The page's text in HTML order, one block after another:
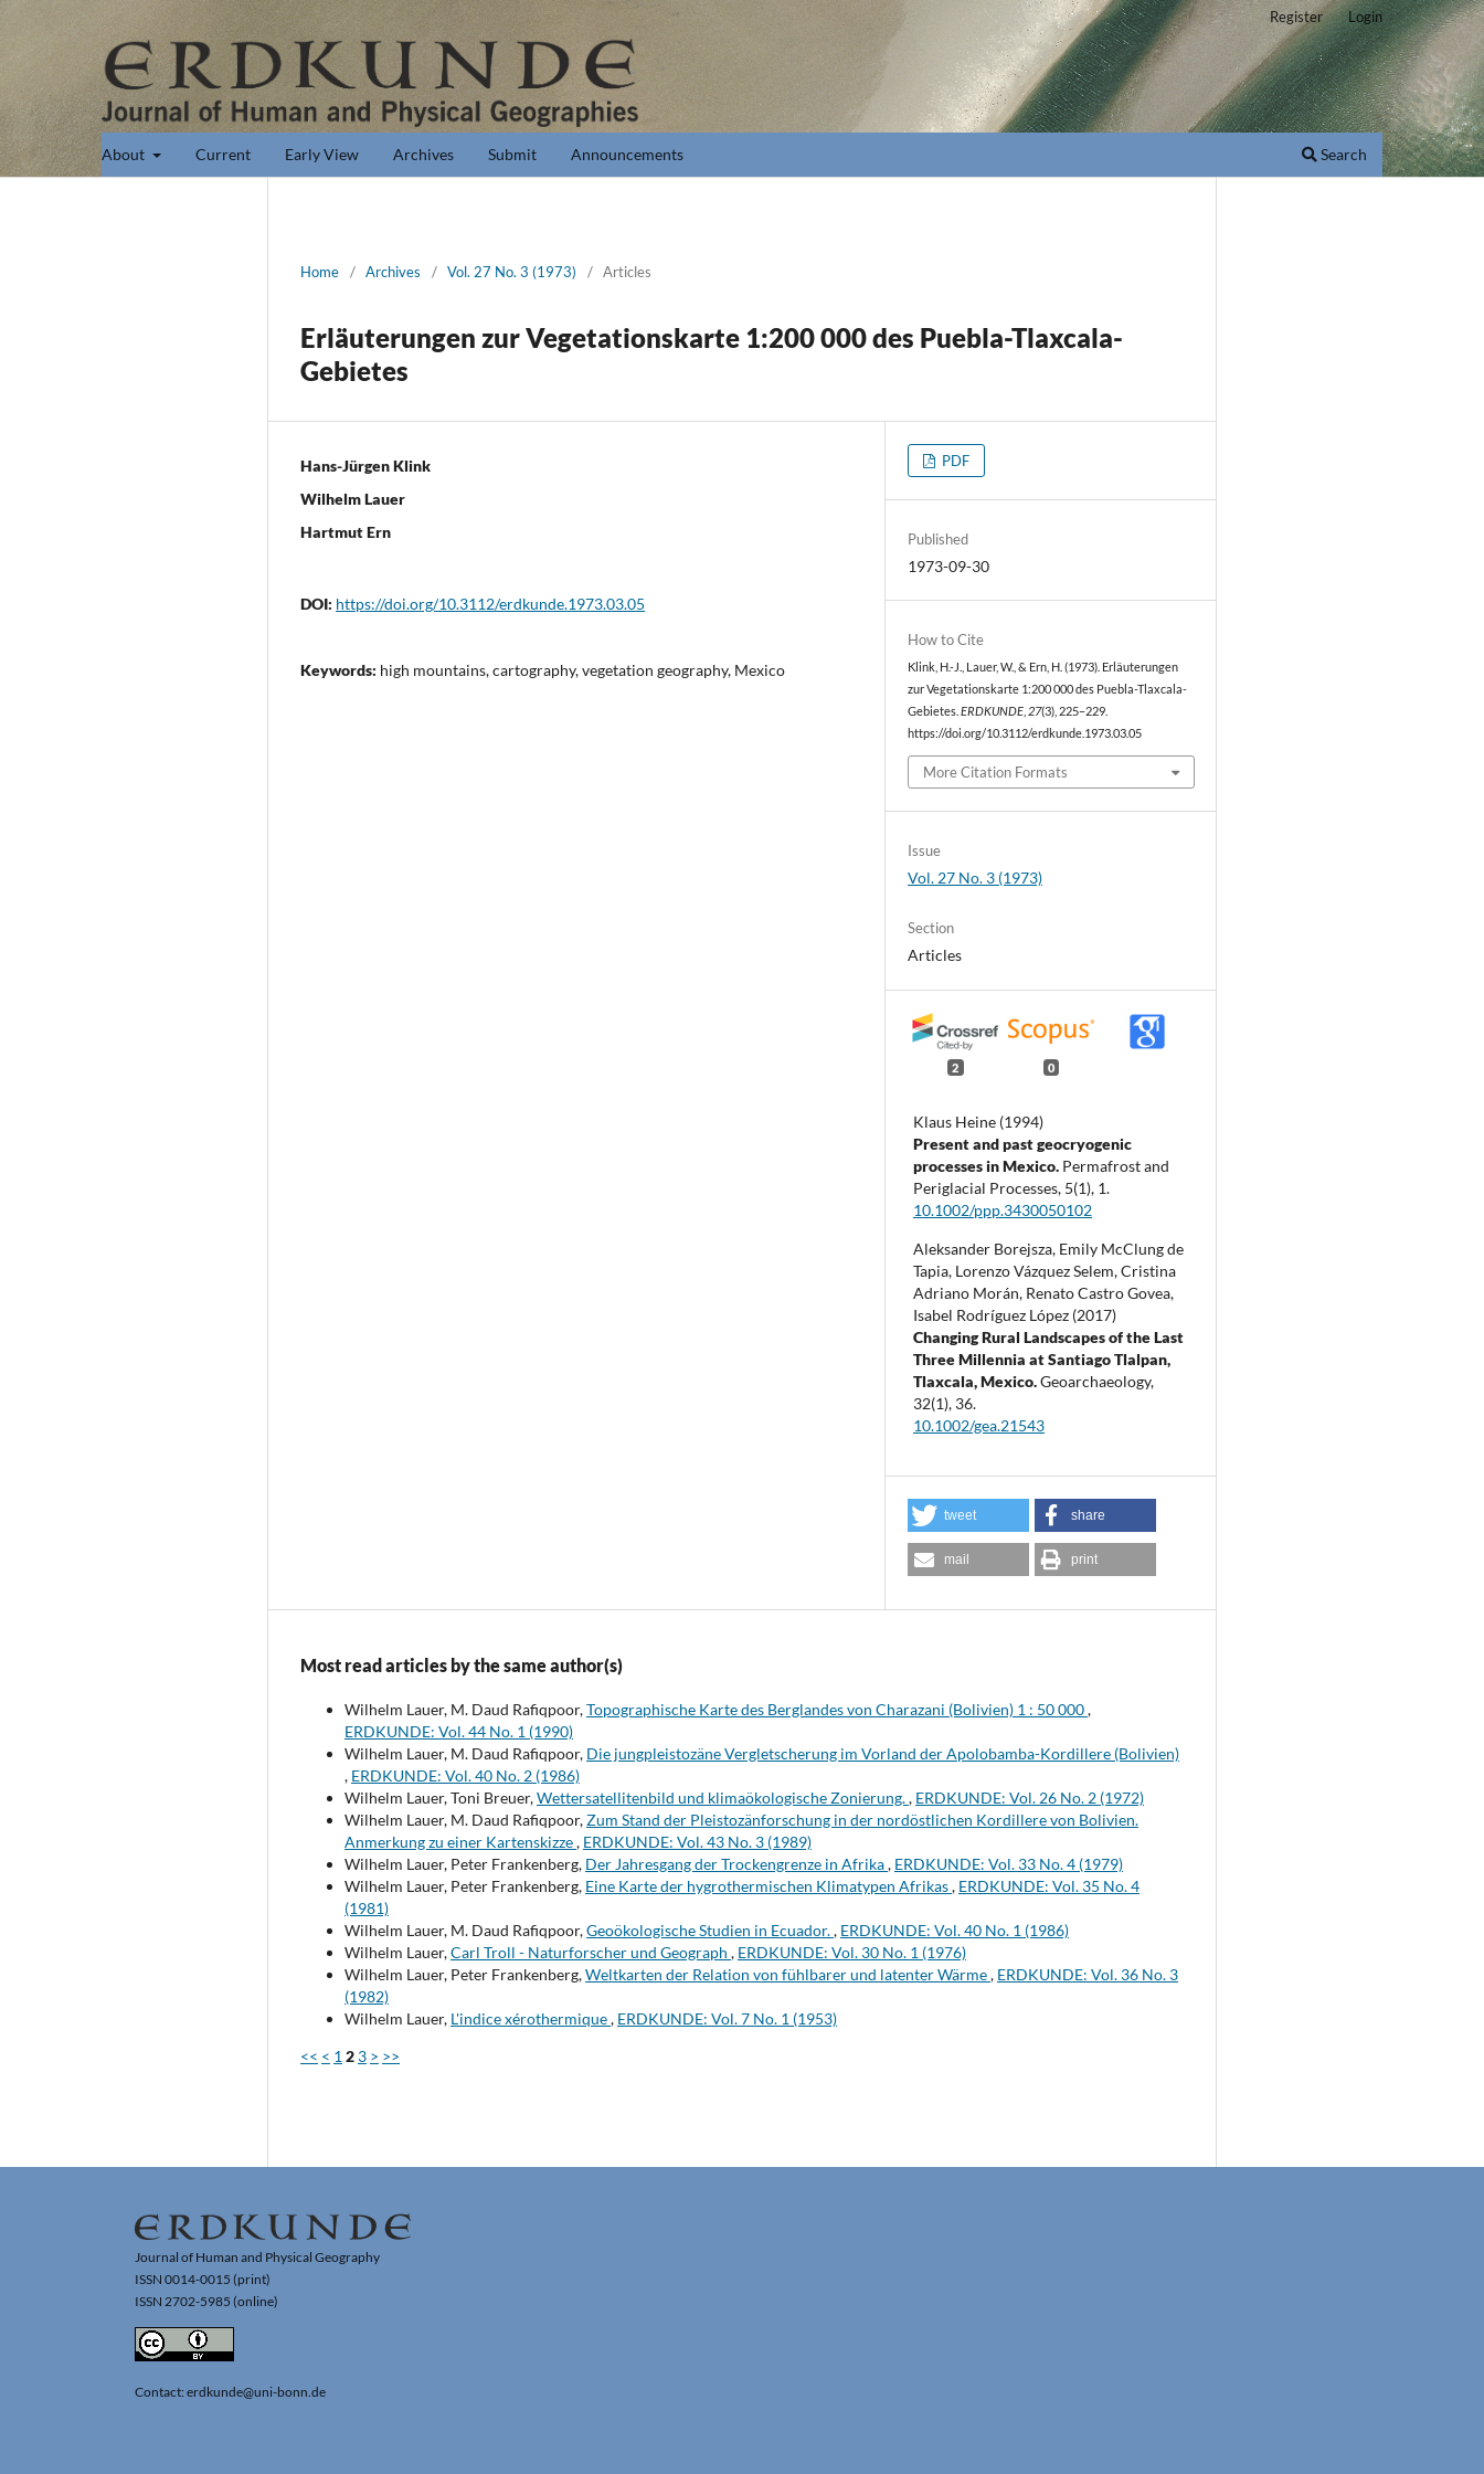
About Current Early View Archives Submit Announcements Search
Register Login
Home / Archives / Vol. 27 No. 3 (1973) / Articles
Erläuterungen zur Vegetationskarte 1:200 000 des Puebla-Tlaxcala-
Gebietes
Hans-Jürgen Klink
Wilhelm Lauer
Hartmut Ern
DOI: https://doi.org/10.3112/erdkunde.1973.03.05
Keywords: high mountains, cartography, vegetation geography, Mexico
PDF
Published
1973-09-30
How to Cite
Klink, H.-J., Lauer, W., & Ern, H. (1973). Erläuterungen
zur Vegetationskarte 1:200 000 des Puebla-Tlaxcala-
Gebietes.ERDKUNDE 27(3), 225–229.
https://doi.org/10.3112/erdkunde.1973.03.05
More Citation Formats
Issue
Vol. 27 No. 3 (1973)
Section
Articles
2 0
Klaus Heine (1994)
Present and past geocryogenic
processes in Mexico. Permafrost and
Periglacial Processes, 5(1), 1.
10.1002/ppp.3430050102
Aleksander Borejsza, Emily McClung de
Tapia, Lorenzo Vázquez Selem, Cristina
Adriano Morán, Renato Castro Govea,
Isabel Rodríguez López (2017)
Changing Rural Landscapes of the Last
Three Millennia at Santiago Tlalpan,
Tlaxcala, Mexico.Geoarchaeology,
32(1), 36.
10.1002/gea.21543
tweet share
mail print
Most read articles by the same author(s)
Wilhelm Lauer, M. Daud Rafiqpoor,Topographische Karte des Berglandes von Charazani (Bolivien) 1 : 50 000,
ERDKUNDE: Vol. 44 No. 1 (1990)
Wilhelm Lauer, M. Daud Rafiqpoor, Die jungpleistozäne Vergletscherung im Vorland der Apolobamba-Kordillere (Bolivien)
, ERDKUNDE: Vol. 40 No. 2 (1986)
Wilhelm Lauer, Toni Breuer,Wettersatellitenbild und klimaökologische Zonierung., ERDKUNDE: Vol. 26 No. 2 (1972)
Wilhelm Lauer, M. Daud Rafiqpoor,Zum Stand der Pleistozänforschung in der nordöstlichen Kordillere von Bolivien.
Anmerkung zu einer Kartenskizze, ERDKUNDE: Vol. 43 No. 3 (1989)
Wilhelm Lauer, Peter Frankenberg, Der Jahresgang der Trockengrenze in Afrika, ERDKUNDE: Vol. 33 No. 4 (1979)
Wilhelm Lauer, Peter Frankenberg, Eine Karte der hygrothermischen Klimatypen Afrikas, ERDKUNDE: Vol. 35 No. 4
(1981)
Wilhelm Lauer, M. Daud Rafiqpoor,Geoökologische Studien in Ecuador., ERDKUNDE: Vol. 40 No. 1 (1986)
Wilhelm Lauer,Carl Troll - Naturforscher und Geograph , ERDKUNDE: Vol. 30 No. 1 (1976)
Wilhelm Lauer, Peter Frankenberg,Weltkarten der Relation von fühlbarer und latenter Wärme, ERDKUNDE: Vol. 36 No. 3
(1982)
Wilhelm Lauer, L'indice xérothermique, ERDKUNDE: Vol. 7 No. 1 (1953)
<< < 1 2 3 > >>
Journal of Human and Physical Geography
ISSN 0014-0015 (print)
ISSN 2702-5985 (online)
Contact: erdkunde@uni-bonn.de